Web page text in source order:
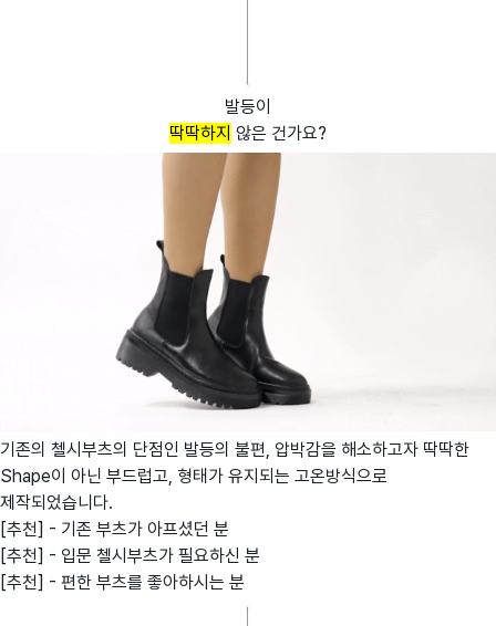
발등이
딱딱하지 않은 건가요?
기존의 첼시부츠의 단점인 발등의 불편, 압박감을 해소하고자 딱딱한
Shape이 아닌 부드럽고, 형태가 유지되는 고온방식으로
제작되었습니다.
[추천] - 기존 부츠가 아프셨던 분
[추천] - 입문 첼시부츠가 필요하신 분
[추천] - 편한 부츠를 좋아하시는 분